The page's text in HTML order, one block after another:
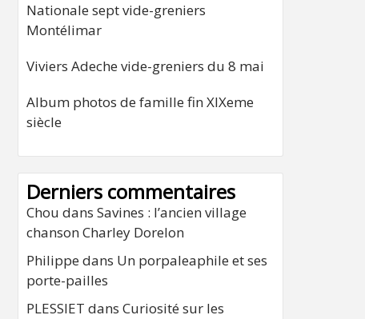
Nationale sept vide-greniers
Montélimar
Viviers Adeche vide-greniers du 8 mai
Album photos de famille fin XIXeme
siècle
Derniers commentaires
Chou dans Savines : l’ancien village
chanson Charley Dorelon
Philippe dans Un porpaleaphile et ses
porte-pailles
PLESSIET dans Curiosité sur les